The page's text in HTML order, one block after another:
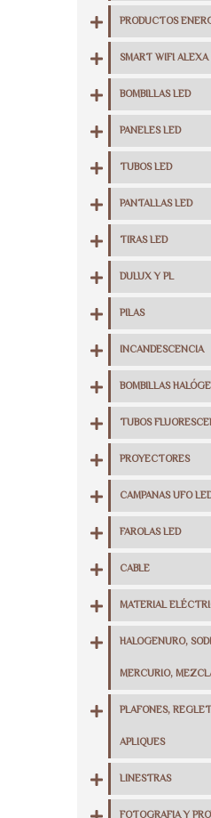
PRODUCTOS
SMART WIFI
BOMBILLAS LED
PANELES LED
TUBOS LED
PANTALLAS LED
TIRAS LED
DULUX Y PL
PILAS
INCANDESCENCIA
BOMBILLAS
TUBOS
PROYECTORES
CAMPANAS UFO
FAROLAS LED
CABLE
MATERIAL
HALOGENURO,
MERCURIO,
PLAFONES,
APLIQUES
LINESTRAS